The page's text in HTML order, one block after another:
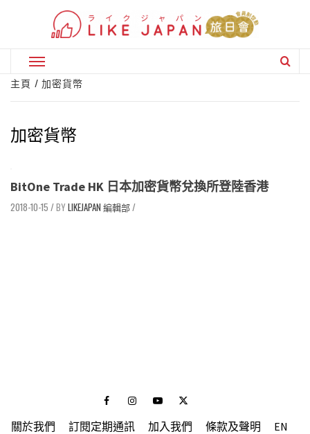
Primary
Menu
主頁 加密貨幣
加密貨幣
BitOne Trade HK 日本加密貨幣兌換所登陸香港
2018-10-15 / LIKEJAPAN 編輯部/
FacebookInstagramYoutubeTwitter
關於我們 訂閱定期通訊 加入我們 條款及聲明 EN